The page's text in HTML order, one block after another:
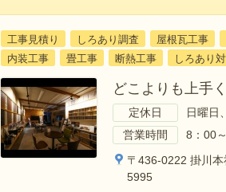
工事見積り しろあり調査 屋根瓦工事
内装工事
畳工事 断熱工事 しろあり
どこよりも上手
定休日
日曜日
営業時間
8：00
〒436-0222 掛川
5995